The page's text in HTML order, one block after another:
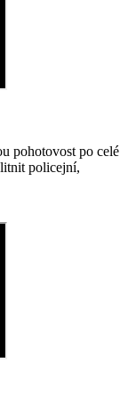
pohotovost po celé
policejní,